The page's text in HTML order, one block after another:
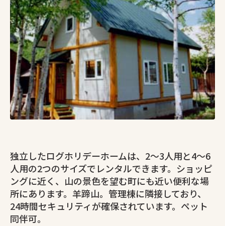
独立したログホリデーホームは、2〜3人用と4〜6
人用の2つのサイズでレンタルできます。ショッピ
ングに近く、山の景色を望む町にも近い便利な場
所にあります。羊蹄山。管理棟に隣接しており、
24時間セキュリティが確保されています。ペット
同伴可。